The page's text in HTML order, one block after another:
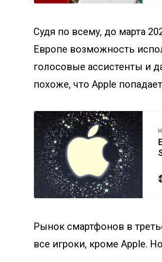
Судя по всему, до марта
Европе возможность
голосовые ассистенты и
похоже, что Apple
Рынок смартфонов в
все игроки, кроме Apple.